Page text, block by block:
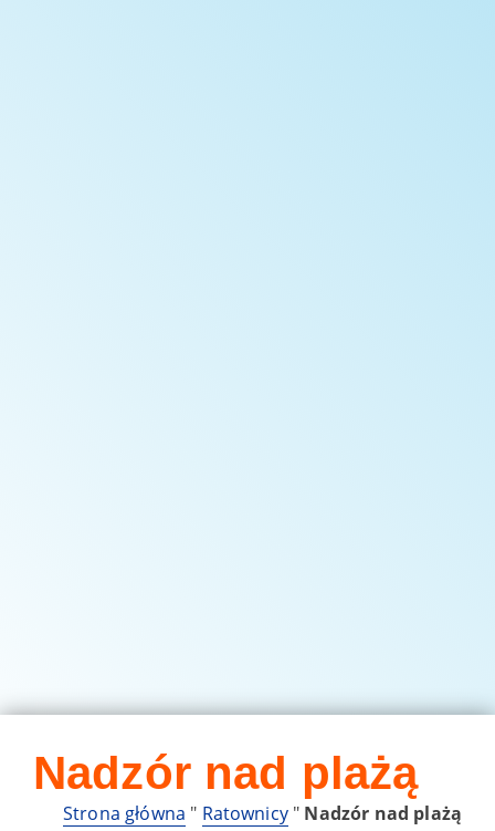
Nadzór nad plażą
Strona główna " Ratownicy" Nadzór nad plażą